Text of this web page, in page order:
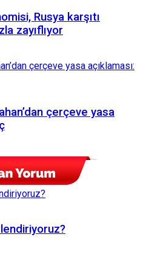
Rusya karşıtı
zayıflıyor
çerçeve yasa